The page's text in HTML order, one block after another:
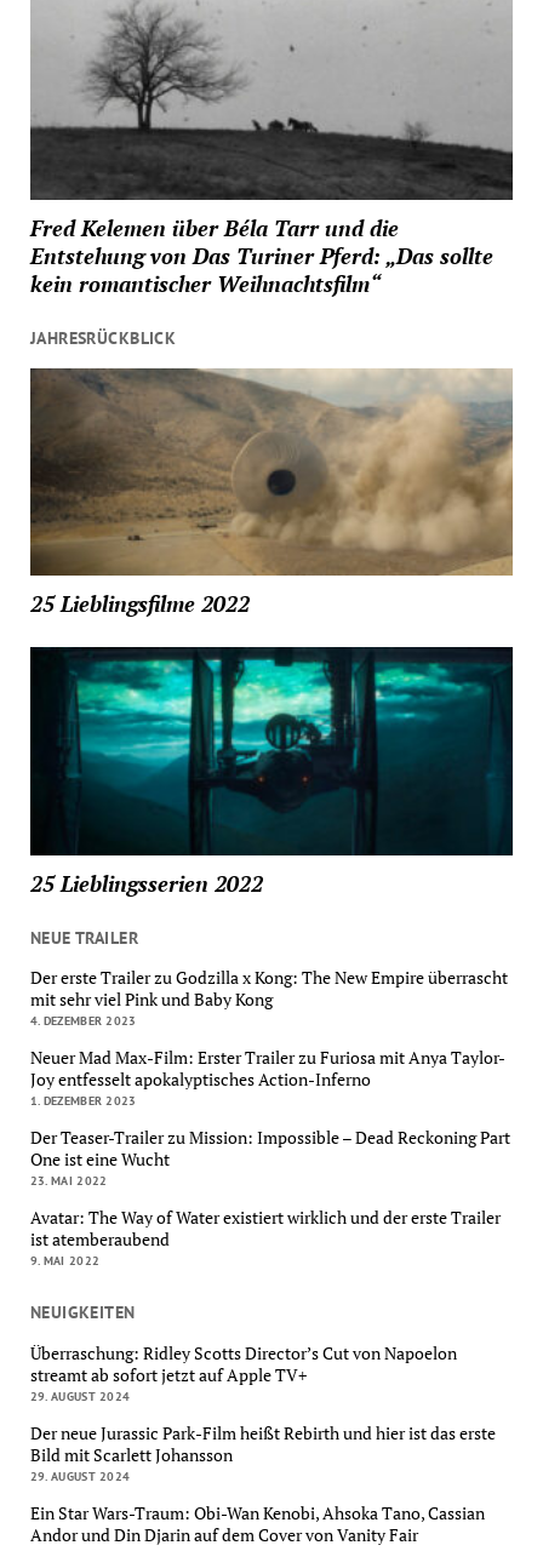
Fred Kelemen über Béla Tarr und die
Entstehung von Das Turiner Pferd: „Das sollte
kein romantischer Weihnachtsfilm“
JAHRESRÜCKBLICK
25 Lieblingsfilme 2022
25 Lieblingsserien 2022
NEUE TRAILER
Der erste Trailer zu Godzilla x Kong: The New Empire überrascht
mit sehr viel Pink und Baby Kong
4. DEZEMBER 2023
Neuer Mad Max-Film: Erster Trailer zu Furiosa mit Anya Taylor-
Joy entfesselt apokalyptisches Action-Inferno
1. DEZEMBER 2023
Der Teaser-Trailer zu Mission: Impossible – Dead Reckoning Part
One ist eine Wucht
23. MAI 2022
Avatar: The Way of Water existiert wirklich und der erste Trailer
ist atemberaubend
9. MAI 2022
NEUIGKEITEN
Überraschung: Ridley Scotts Director’s Cut von Napoelon
streamt ab sofort jetzt auf Apple TV+
29. AUGUST 2024
Der neue Jurassic Park-Film heißt Rebirth und hier ist das erste
Bild mit Scarlett Johansson
29. AUGUST 2024
Ein Star Wars-Traum: Obi-Wan Kenobi, Ahsoka Tano, Cassian
Andor und Din Djarin auf dem Cover von Vanity Fair